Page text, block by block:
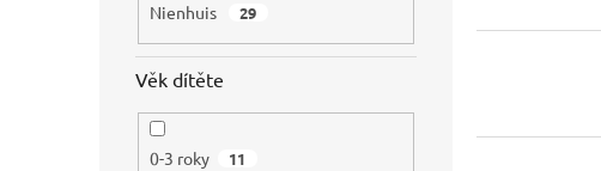
Nienhuis 29
Věk dítěte
0-3 roky 11
ů